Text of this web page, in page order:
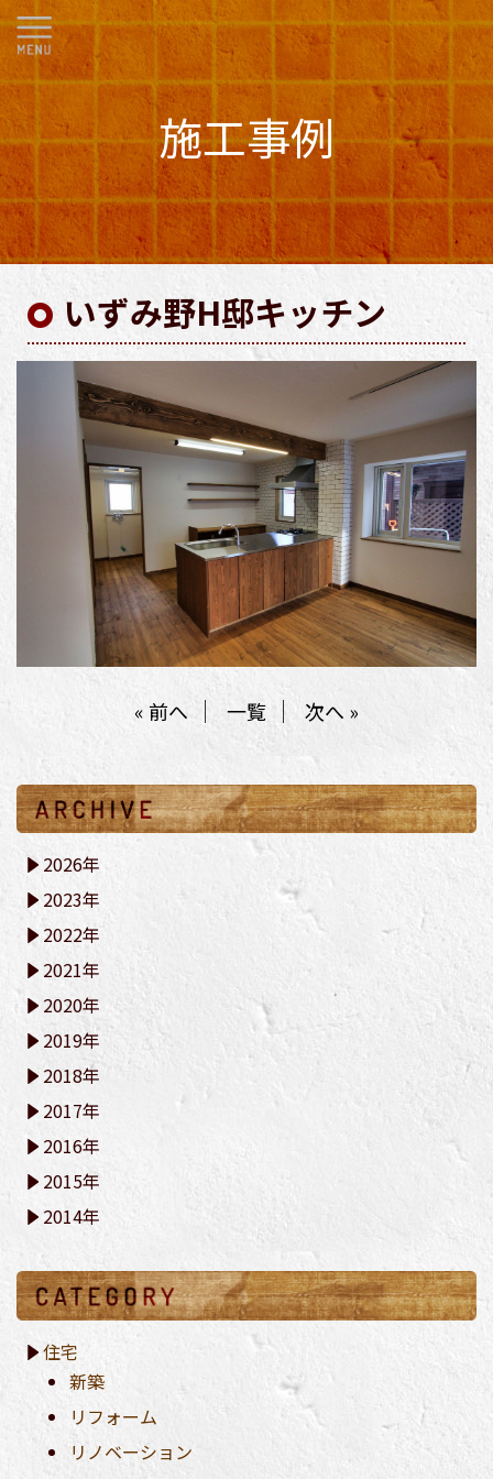
施工事例
いずみ野H邸キッチン
« 前へ 一覧 次へ »
2026年
2023年
2022年
2021年
2020年
2019年
2018年
2017年
2016年
2015年
2014年
住宅
新築
リフォーム
リノベーション